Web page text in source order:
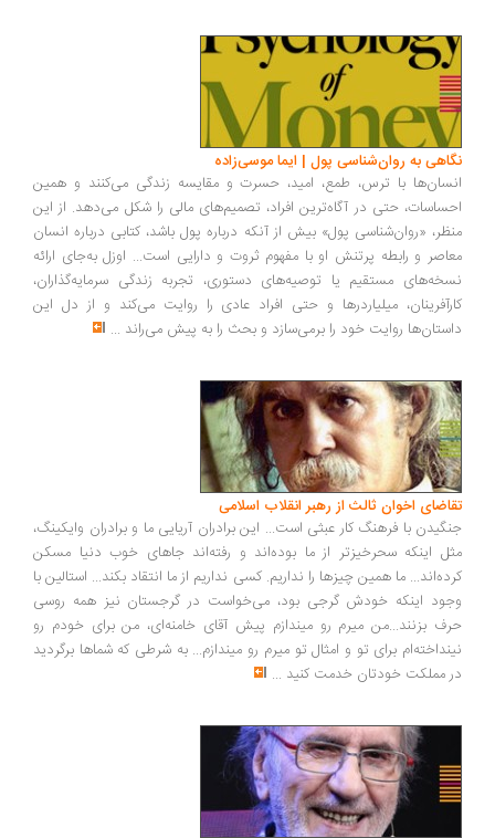
به روان‌شناسی پول | ایما موسی‌زاده
با ترس، طمع، امید، حسرت و مقایسه زندگی می‌کنند و همین
حتی در آگاه‌ترین افراد، تصمیم‌های مالی را شکل می‌دهد. از این
«روان‌شناسی پول» بیش از آنکه درباره پول باشد، کتابی درباره انسان
و رابطه پرتنش او با مفهوم ثروت و دارایی است... اوزل به‌جای ارائه
مستقیم یا توصیه‌های دستوری، تجربه زندگی سرمایه‌گذاران،
میلیاردرها و حتی افراد عادی را روایت می‌کند و از دل این
روایت خود را برمی‌سازد و بحث را به پیش می‌راند ...
اخوان ثالث از رهبر انقلاب اسلامی
با فرهنگ کار عبثی است... این برادران آریایی ما و برادران وایکینگ،
اینکه سحرخیزتر از ما بوده‌اند و رفته‌اند جاهای خوب دنیا مسکن
ما همین چیزها را نداریم. کسی نداریم از ما انتقاد بکند... استالین با
اینکه خودش گرجی بود، می‌خواست در گرجستان نیز همه روسی
بزنند...من میرم رو میندازم پیش آقای خامنه‌ای، من برای خودم رو
برای تو و امثال تو میرم رو میندازم... به شرطی که شماها برگردید
مملکت خودتان خدمت کنید...